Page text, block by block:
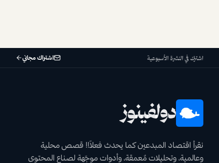
اشترك في النشرة الأسبوعية اشتراك مجاني
دولفينوز
نقرأ اقتصاد المبدعين كما يحدث فعلاً!! قصص محلية
وعالمية، وتحليلات مٌعمقة، وأدوات موجّهة لصناع المحتوى